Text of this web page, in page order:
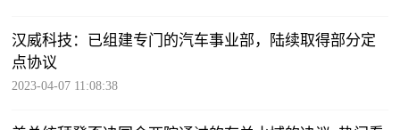
汉威科技：已组建专门的汽车事业部，陆续取得部分定
点协议
2023-04-07 11:08:38